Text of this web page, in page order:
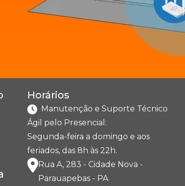
Horários
Manutenção e Suporte Técnico
Ágil pelo Presencial:
Segunda-feira a domingo e aos
feriados, das 8h às 22h.
Rua A, 283 - Cidade Nova -
Parauapebas - PA